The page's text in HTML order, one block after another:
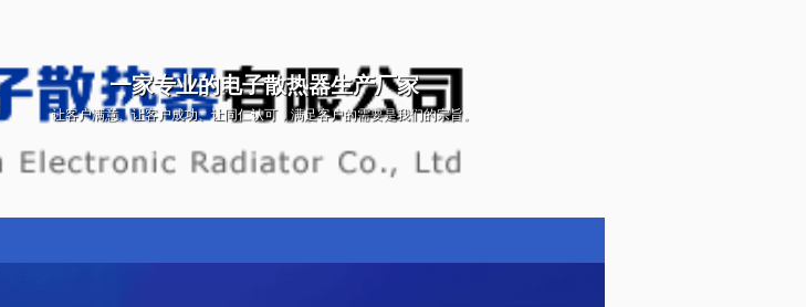
一家专业的电子散热器生产厂家
让客户满意、让客户成功、让同仁认可，满足客户的需要是我们的宗旨。